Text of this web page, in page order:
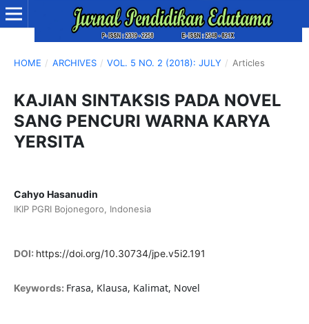
HOME / ARCHIVES / VOL. 5 NO. 2 (2018): JULY / Articles
KAJIAN SINTAKSIS PADA NOVEL
SANG PENCURI WARNA KARYA
YERSITA
Cahyo Hasanudin
IKIP PGRI Bojonegoro, Indonesia
DOI: https://doi.org/10.30734/jpe.v5i2.191
Keywords: Frasa, Klausa, Kalimat, Novel